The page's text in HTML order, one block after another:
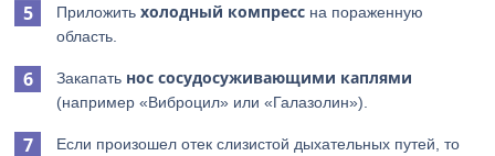
Приложитьхолодный компресс на пораженную
область.
Закапать нос сосудосуживающими каплями
(например «Виброцил» или «Галазолин»).
Если произошел отек слизистой дыхательных путей, то